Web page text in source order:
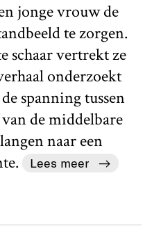
jonge vrouw de
te zorgen.
schaar vertrekt ze
onderzoekt
spanning tussen
de middelbare
naar een
Lees meer